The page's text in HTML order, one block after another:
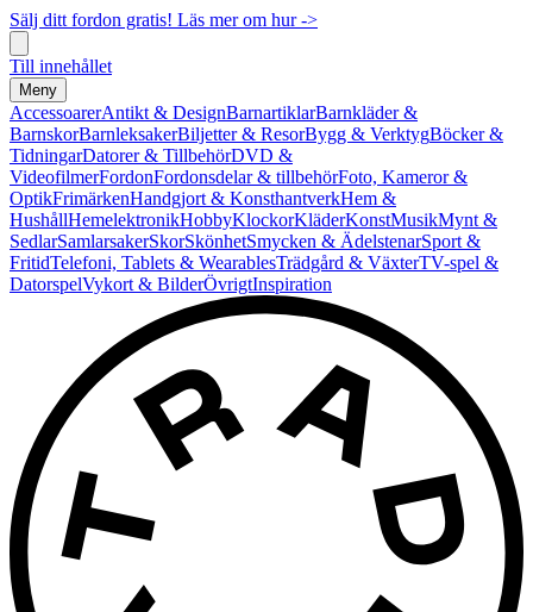
Sälj ditt fordon gratis! Läs mer om hur ->
Till innehållet
Meny
AccessoarerAntikt & DesignBarnartiklarBarnkläder &
BarnskorBarnleksakerBiljetter & ResorBygg & VerktygBöcker &
TidningarDatorer & TillbehörDVD &
VideofilmerFordonFordonsdelar & tillbehörFoto, Kameror &
OptikFrimärkenHandgjort & KonsthantverkHem &
HushållHemelektronikHobbyKlockorKläderKonstMusikMynt &
SedlarSamlarsakerSkorSkönhetSmycken & ÄdelstenarSport &
FritidTelefoni, Tablets & WearablesTrädgård & VäxterTV-spel &
DatorspelVykort & BilderÖvrigtInspiration